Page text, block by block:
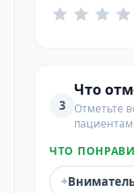
3
Что
Отметьте
пациентам
ЧТО
+